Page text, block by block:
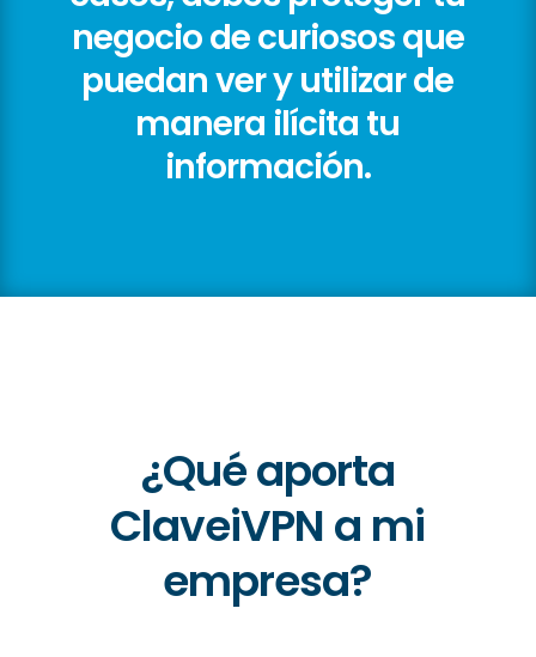
negocio de curiosos que
puedan ver y utilizar de
manera ilícita tu
información.
¿Qué aporta
ClaveiVPN a mi
empresa?